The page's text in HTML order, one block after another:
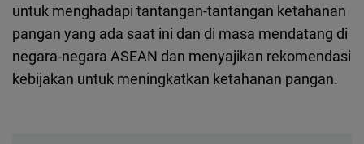
untuk menghadapi tantangan-tantangan ketahanan
pangan yang ada saat ini dan di masa mendatang di
negara-negara ASEAN dan menyajikan rekomendasi
kebijakan untuk meningkatkan ketahanan pangan.
Newsletter2go
Embed